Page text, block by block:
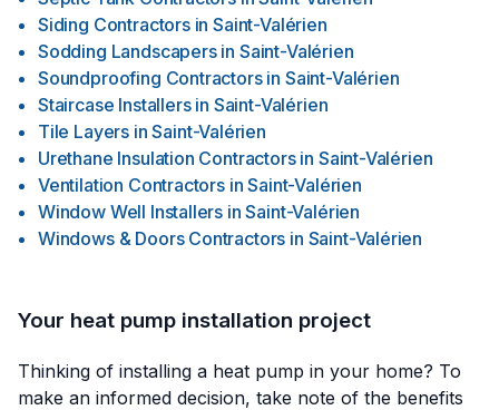
Siding Contractors in Saint-Valérien
Sodding Landscapers in Saint-Valérien
Soundproofing Contractors in Saint-Valérien
Staircase Installers in Saint-Valérien
Tile Layers in Saint-Valérien
Urethane Insulation Contractors in Saint-Valérien
Ventilation Contractors in Saint-Valérien
Window Well Installers in Saint-Valérien
Windows & Doors Contractors in Saint-Valérien
Your heat pump installation project
Thinking of installing a heat pump in your home? To
make an informed decision, take note of the benefits